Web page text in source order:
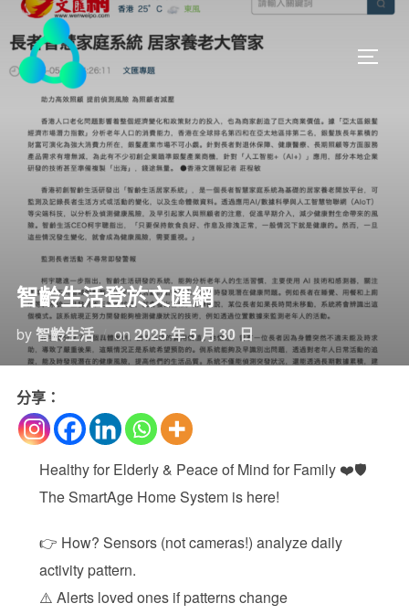
智齡生活登於文匯網
by智齡生活 on 2025 年 5 月 30 日
分享：
Healthy for Elderly & Peace of Mind for Family ❤️🛡️
The SmartAge Home System is here!
👉 How? Sensors (not cameras!) analyze daily
activity pattern.
⚠️ Alerts loved ones if patterns change